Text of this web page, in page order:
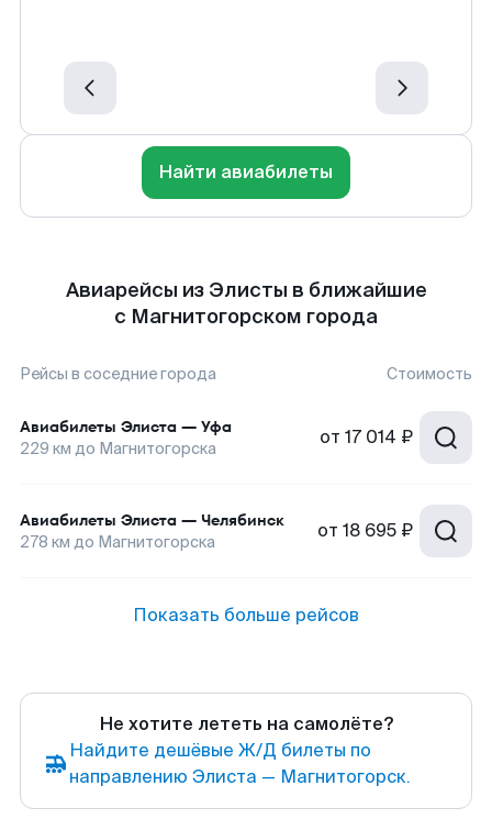
Найти авиабилеты
Авиарейсы из Элисты в ближайшие
с Магнитогорском города
Рейсы в соседние города Стоимость
Авиабилеты Элиста — Уфа
229 км до Магнитогорска от 17 014 ₽
Авиабилеты Элиста — Челябинск
278 км до Магнитогорска от 18 695 ₽
Показать больше рейсов
Не хотите лететь на самолёте?
Найдите дешёвые Ж/Д билеты по
направлению Элиста — Магнитогорск.